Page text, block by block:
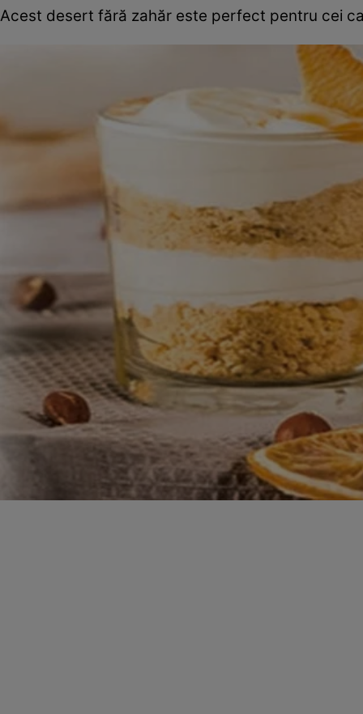
Acest desert fără zahăr este perfect pentru cei